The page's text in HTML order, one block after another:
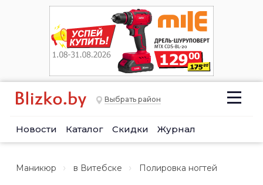
Выбрать район
Новости Каталог Скидки Журнал
Маникюр в Витебске Полировка ногтей